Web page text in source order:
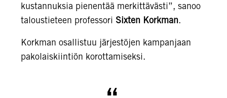
kustannuksia pienentää merkittävästi”, sanoo
taloustieteen professori Sixten Korkman.
Korkman osallistuu järjestöjen kampanjaan
pakolaiskiintiön korottamiseksi.